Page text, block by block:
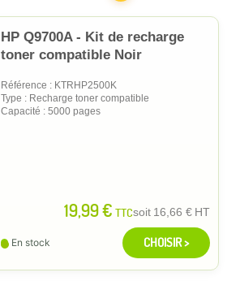
HP Q9700A - Kit de recharge
toner compatible Noir
Référence : KTRHP2500K
Type : Recharge toner compatible
Capacité : 5000 pages
19,99 € TTCsoit 16,66 € HT
En stock CHOISIR >